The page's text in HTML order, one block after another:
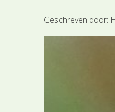
Geschreven door: